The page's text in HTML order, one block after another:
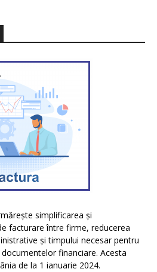
simplificarea și
facturare între firme, reducerea
și timpului necesar pentru
financiare. Acesta
de la 1 ianuarie 2024.